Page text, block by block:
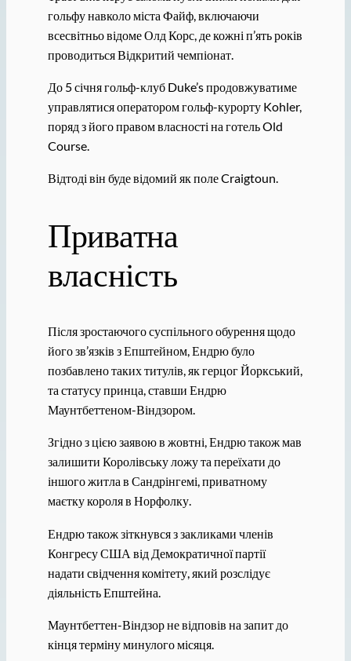
гольфу навколо міста Файф, включаючи
всесвітньо відоме Олд Корс, де кожні п’ять років
проводиться Відкритий чемпіонат.
До 5 січня гольф-клуб Duke’s продовжуватиме
управлятися оператором гольф-курорту Kohler,
поряд з його правом власності на готель Old
Course.
Відтоді він буде відомий як поле Craigtoun.
Приватна
власність
Після зростаючого суспільного обурення щодо
його зв’язків з Епштейном, Ендрю було
позбавлено таких титулів, як герцог Йоркський,
та статусу принца, ставши Ендрю
Маунтбеттеном-Віндзором.
Згідно з цією заявою в жовтні, Ендрю також мав
залишити Королівську ложу та переїхати до
іншого житла в Сандрінгемі, приватному
маєтку короля в Норфолку.
Ендрю також зіткнувся з закликами членів
Конгресу США від Демократичної партії
надати свідчення комітету, який розслідує
діяльність Епштейна.
Маунтбеттен-Віндзор не відповів на запит до
кінця терміну минулого місяця.